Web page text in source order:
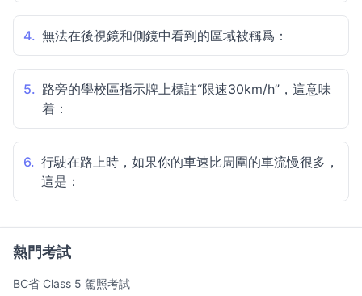
4. 無法在後視鏡和側鏡中看到的區域被稱爲：
5. 路旁的學校區指示牌上標註“限速30km/h”，這意味
着：
6. 行駛在路上時，如果你的車速比周圍的車流慢很多，
這是：
熱門考試
BC省 Class 5 駕照考試